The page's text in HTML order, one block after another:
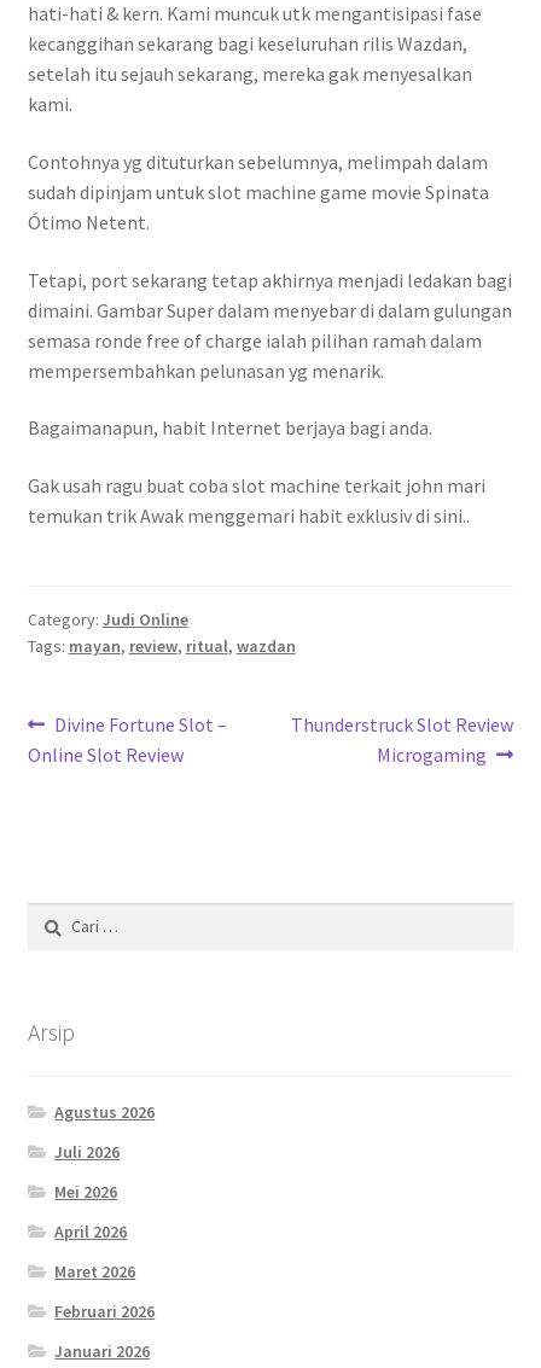
hati-hati & kern. Kami muncuk utk mengantisipasi fase
kecanggihan sekarang bagi keseluruhan rilis Wazdan,
setelah itu sejauh sekarang, mereka gak menyesalkan
kami.
Contohnya yg dituturkan sebelumnya, melimpah dalam
sudah dipinjam untuk slot machine game movie Spinata
Ótimo Netent.
Tetapi, port sekarang tetap akhirnya menjadi ledakan bagi
dimaini. Gambar Super dalam menyebar di dalam gulungan
semasa ronde free of charge ialah pilihan ramah dalam
mempersembahkan pelunasan yg menarik.
Bagaimanapun, habit Internet berjaya bagi anda.
Gak usah ragu buat coba slot machine terkait john mari
temukan trik Awak menggemari habit exklusiv di sini..
Category: Judi Online
Tags: mayan, review, ritual, wazdan
Navigasi
pos
Previous
post:
Divine Fortune Slot –
Online Slot Review
Next
Thunderstruck Slot Review
Microgaming
Cari
untuk:
Arsip
Agustus 2026
Juli 2026
Mei 2026
April 2026
Maret 2026
Februari 2026
Januari 2026